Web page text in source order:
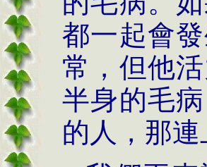
都一起會
常，但他
半身的毛
的人，那